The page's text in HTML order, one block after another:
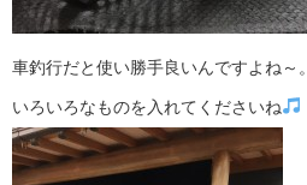
車釣行だと使い勝手良いんですよね～。
いろいろなものを入れてくださいね